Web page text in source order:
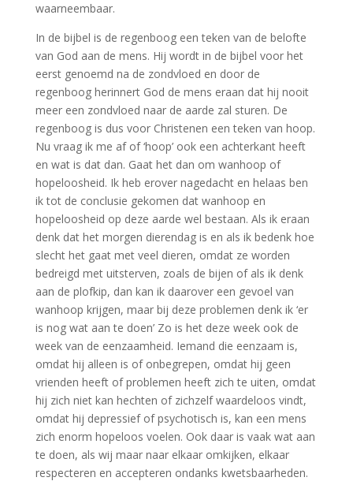
waarneembaar.
In de bijbel is de regenboog een teken van de belofte
van God aan de mens. Hij wordt in de bijbel voor het
eerst genoemd na de zondvloed en door de
regenboog herinnert God de mens eraan dat hij nooit
meer een zondvloed naar de aarde zal sturen. De
regenboog is dus voor Christenen een teken van hoop.
Nu vraag ik me af of ‘hoop’ ook een achterkant heeft
en wat is dat dan. Gaat het dan om wanhoop of
hopeloosheid. Ik heb erover nagedacht en helaas ben
ik tot de conclusie gekomen dat wanhoop en
hopeloosheid op deze aarde wel bestaan. Als ik eraan
denk dat het morgen dierendag is en als ik bedenk hoe
slecht het gaat met veel dieren, omdat ze worden
bedreigd met uitsterven, zoals de bijen of als ik denk
aan de plofkip, dan kan ik daarover een gevoel van
wanhoop krijgen, maar bij deze problemen denk ik ‘er
is nog wat aan te doen’ Zo is het deze week ook de
week van de eenzaamheid. Iemand die eenzaam is,
omdat hij alleen is of onbegrepen, omdat hij geen
vrienden heeft of problemen heeft zich te uiten, omdat
hij zich niet kan hechten of zichzelf waardeloos vindt,
omdat hij depressief of psychotisch is, kan een mens
zich enorm hopeloos voelen. Ook daar is vaak wat aan
te doen, als wij maar naar elkaar omkijken, elkaar
respecteren en accepteren ondanks kwetsbaarheden.